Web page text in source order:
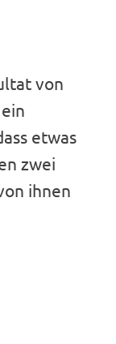
von
etwas
zwei
ihnen